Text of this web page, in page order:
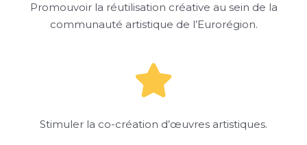
Promouvoir la réutilisation créative au sein de la
communauté artistique de l’Eurorégion.
Stimuler la co-création d’œuvres artistiques.